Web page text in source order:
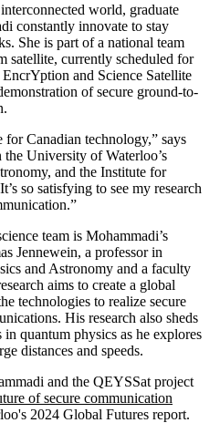
world, graduate
constantly innovate to stay
She is part of a national team
satellite, currently scheduled for
and Science Satellite
of secure ground-to-
Canadian technology,” says
University of Waterloo’s
and the Institute for
so satisfying to see my research
team is Mohammadi’s
Jennewein, a professor in
and Astronomy and a faculty
aims to create a global
technologies to realize secure
His research also sheds
quantum physics as he explores
distances and speeds.
and the QEYSSat project
of secure communication
2024 Global Futures report.